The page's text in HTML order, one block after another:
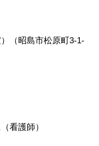
（昭島市松原町3-1-
看護師）